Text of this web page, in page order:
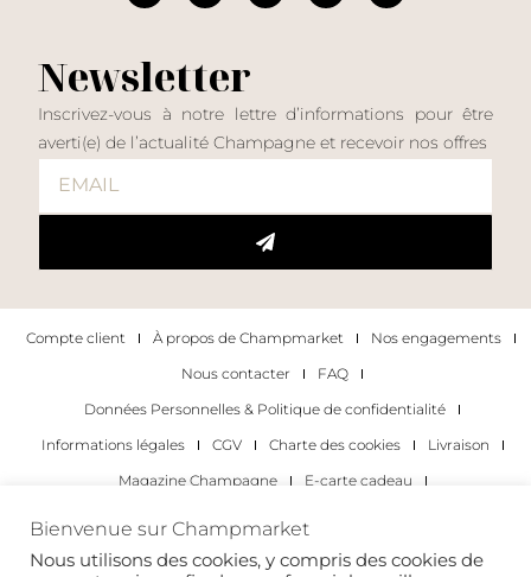
Newsletter
Inscrivez-vous à notre lettre d’informations pour être
averti(e) de l’actualité Champagne et recevoir nos offres
Compte client À propos de Champmarket
Nos engagements
Nous contacter
FAQ
Données Personnelles & Politique de confidentialité
Informations légales
CGV Charte des cookies
Livraison
Magazine Champagne
E-carte cadeau
Les occasions pour déguster du champagne
Pour les particuliers
Bienvenue sur Champmarket
Nous utilisons des cookies, y compris des cookies de